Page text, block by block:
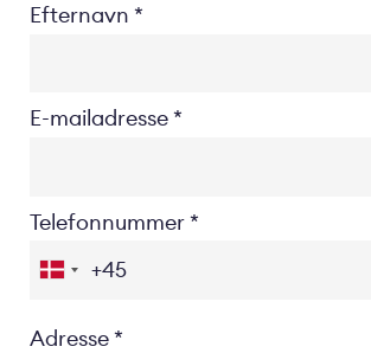
Efternavn
E-mailadresse
Telefonnummer
Location
Adresse